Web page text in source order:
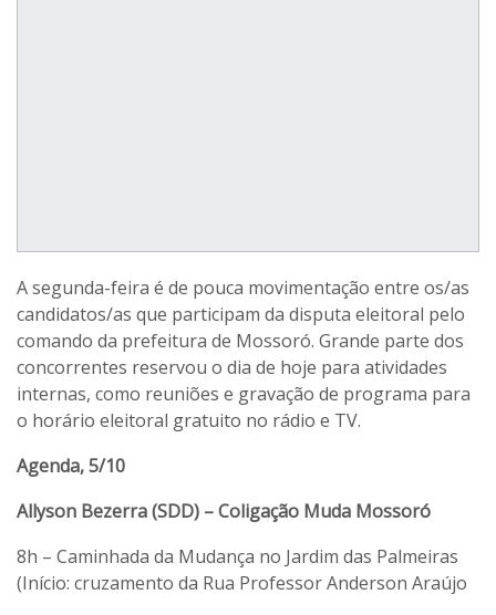
A segunda-feira é de pouca movimentação entre os/as
candidatos/as que participam da disputa eleitoral pelo
comando da prefeitura de Mossoró. Grande parte dos
concorrentes reservou o dia de hoje para atividades
internas, como reuniões e gravação de programa para
o horário eleitoral gratuito no rádio e TV.
Agenda, 5/10
Allyson Bezerra (SDD) – Coligação Muda Mossoró
8h – Caminhada da Mudança no Jardim das Palmeiras
(Início: cruzamento da Rua Professor Anderson Araújo